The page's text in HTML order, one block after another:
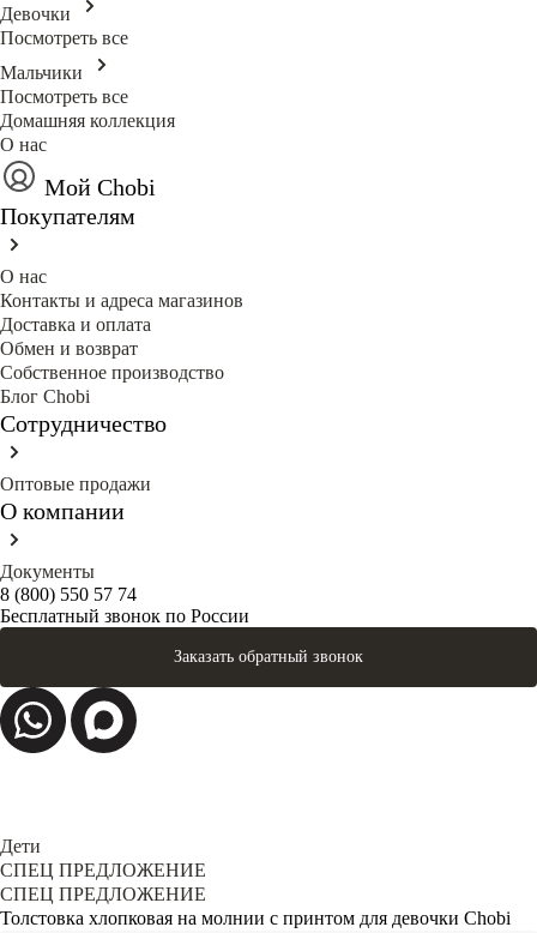
Девочки
Посмотреть все
Мальчики
Посмотреть все
Домашняя коллекция
О нас
Мой Chobi
Покупателям
О нас
Контакты и адреса магазинов
Доставка и оплата
Обмен и возврат
Собственное производство
Блог Сhobi
Сотрудничество
Оптовые продажи
О компании
Документы
8 (800) 550 57 74
Бесплатный звонок по России
Заказать обратный звонок
Дети
СПЕЦ ПРЕДЛОЖЕНИЕ
СПЕЦ ПРЕДЛОЖЕНИЕ
Толстовка хлопковая на молнии с принтом для девочки Chobi